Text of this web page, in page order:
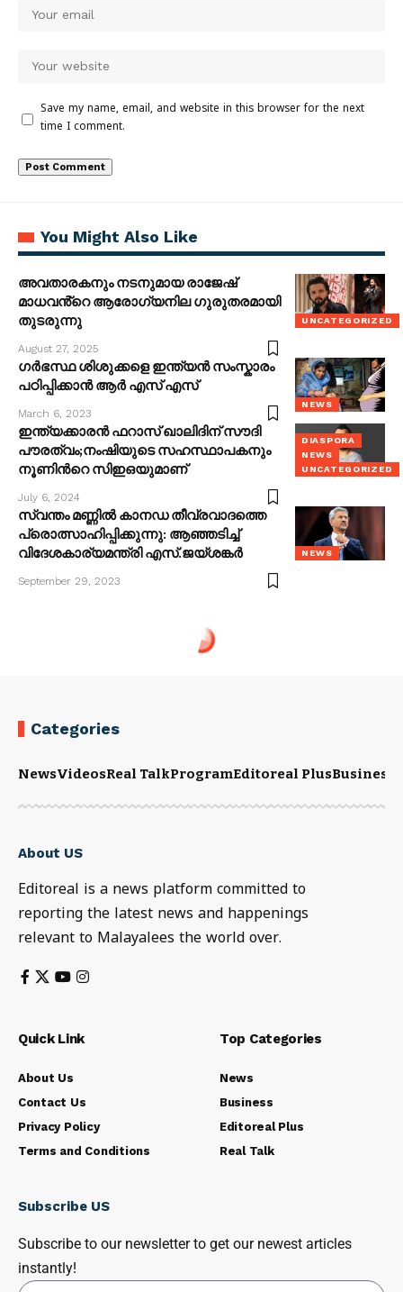
Save my name, email, and website in this browser for the next
time I comment.
You Might Also Like
UNCATEGORIZED
അവതാരകനും നടനുമായ രാജേഷ്
മാധവൻ്റെ ആരോഗ്യനില ഗുരുതരമായി
തുടരുന്നു
August 27, 2025
NEWS
ഗർഭസ്ഥ ശിശുക്കളെ ഇന്ത്യൻ സംസ്കാരം
പഠിപ്പിക്കാൻ ആർ എസ് എസ്
March 6, 2023
DIASPORA
NEWS
UNCATEGORIZED
ഇന്ത്യക്കാരൻ ഫറാസ് ഖാലിദിന് സൗദി
പൗരത്വം;നംഷിയുടെ സഹസ്ഥാപകനും
നൂണിൻറെ സിഇഒയുമാണ്
July 6, 2024
NEWS
സ്വന്തം മണ്ണിൽ കാനഡ തീവ്രവാദത്തെ
പ്രൊത്സാഹിപ്പിക്കുന്നു: ആഞ്ഞടിച്ച്
വിദേശകാര്യമന്ത്രി എസ്.ജയ്ശങ്കർ
September 29, 2023
Categories
NewsVideosReal TalkProgramEditoreal PlusBusiness
About US
Editoreal is a news platform committed to
reporting the latest news and happenings
relevant to Malayalees the world over.
Quick Link
About Us
Contact Us
Privacy Policy
Terms and Conditions
Top Categories
News
Business
Editoreal Plus
Real Talk
Subscribe US
Subscribe to our newsletter to get our newest articles
instantly!